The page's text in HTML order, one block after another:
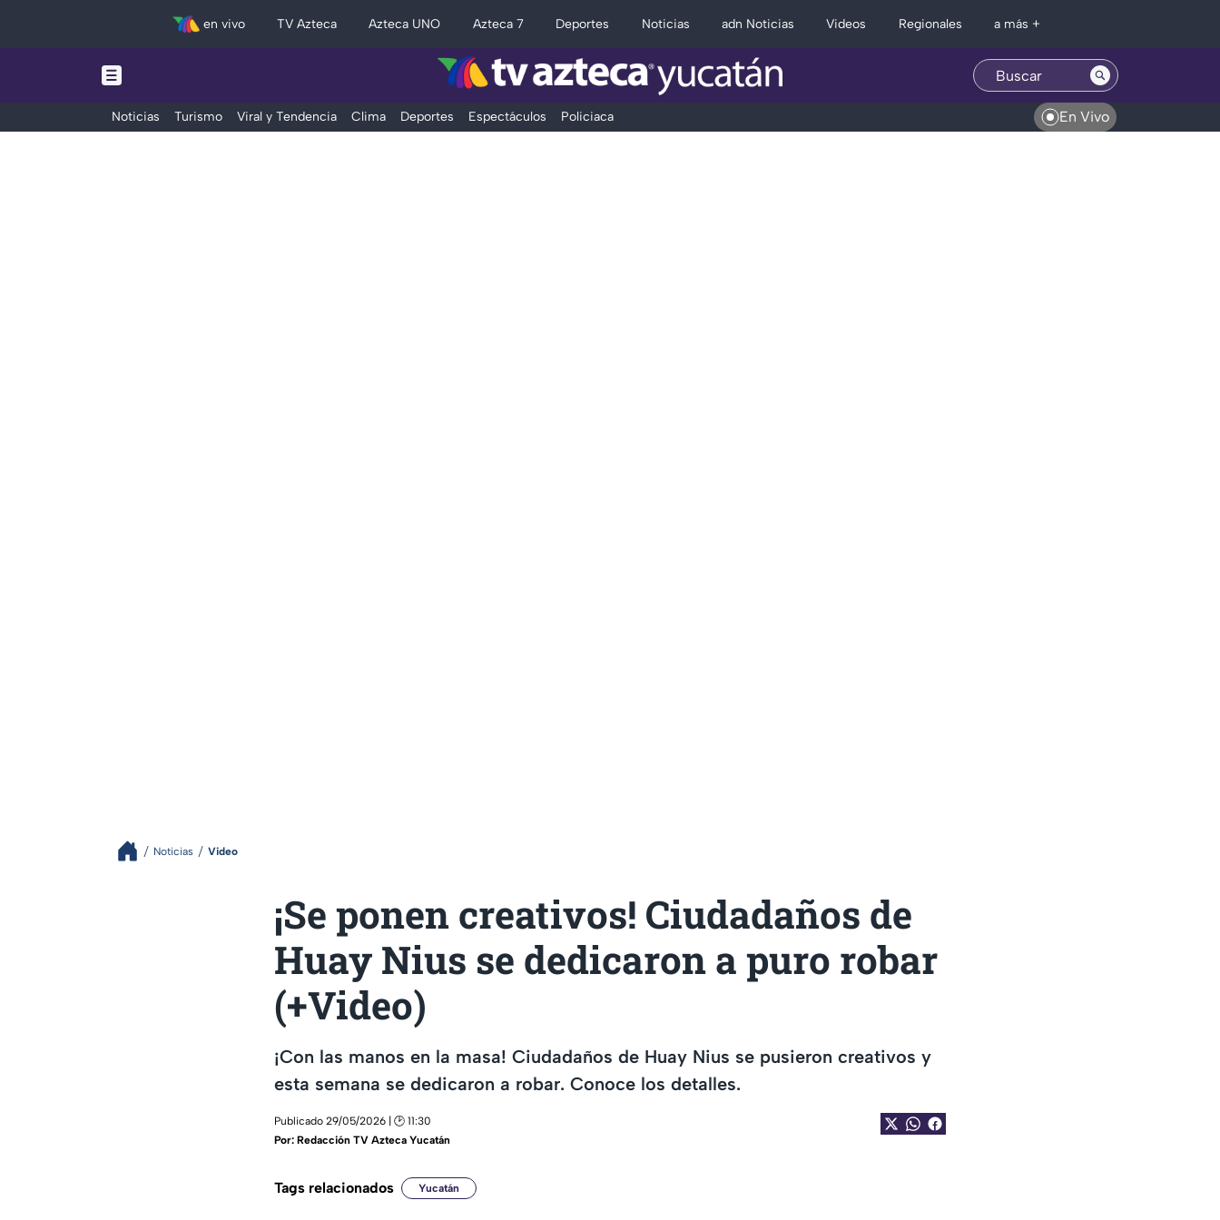
en vivo TV Azteca Azteca UNO Azteca 7 Deportes Noticias adn Noticias Videos Regionales a más +
Noticias Turismo Viral y Tendencia Clima Deportes Espectáculos Policiaca En Vivo
Noticias Video
¡Se ponen creativos! Ciudadaños de
Huay Nius se dedicaron a puro robar
(+Video)
¡Con las manos en la masa! Ciudadaños de Huay Nius se pusieron creativos y
esta semana se dedicaron a robar. Conoce los detalles.
Publicado 29/05/2026 | 🕑 11:30
Por: Redacción TV Azteca Yucatán
Tags relacionados Yucatán